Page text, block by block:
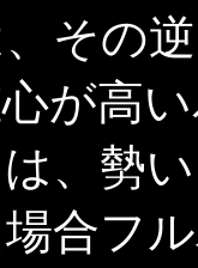
その
が高
、勢
合フ